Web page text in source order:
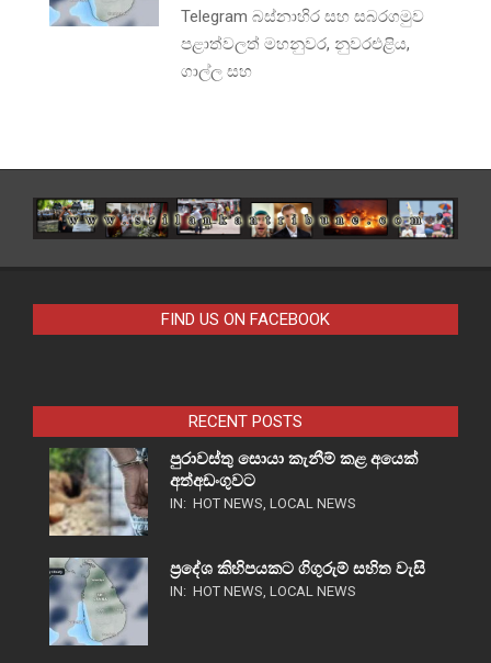
Telegram බස්නාහිර සහ සබරගමුව
පළාත්වලත් මහනුවර, නුවරඑළිය,
ගාල්ල සහ
FIND US ON FACEBOOK
RECENT POSTS
පුරාවස්තු සොයා කැනීම් කළ අයෙක්
අත්අඩංගුවට
IN: HOT NEWS, LOCAL NEWS
ප්‍රදේශ කිහිපයකට ගිගුරුම් සහිත වැසි
IN: HOT NEWS, LOCAL NEWS